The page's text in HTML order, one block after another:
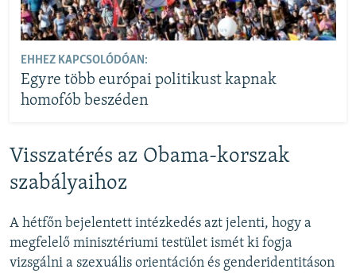
EHHEZ KAPCSOLÓDÓAN:
Egyre több európai politikust kapnak
homofób beszéden
Visszatérés az Obama-korszak
szabályaihoz
A hétfőn bejelentett intézkedés azt jelenti, hogy a
megfelelő minisztériumi testület ismét ki fogja
vizsgálni a szexuális orientáción és genderidentitáson